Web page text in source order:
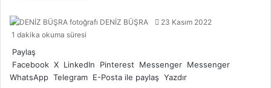
DENİZ BÜŞRA
Bir 23 Kasım 2022
1 dakika okuma süresi
Paylaş
Facebook X LinkedIn Pinterest Messenger Messenger
WhatsApp Telegram E-Posta ile paylaş Yazdır